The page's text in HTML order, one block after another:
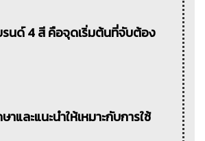
นด์ 4 สี คือจุดเริ่มต้นที่จับต้อง
และแนะนำให้เหมาะกับการใช้